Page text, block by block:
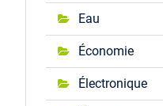
Eau
Économie
Électronique